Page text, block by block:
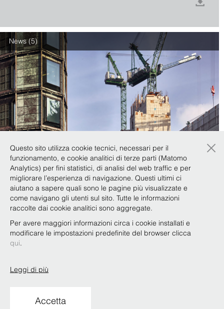
News (5)
Casi di successo (18) Practice (3)
Condizioni d'uso
Questo sito utilizza cookie tecnici, necessari per il
funzionamento, e cookie analitici di terze parti (Matomo
Analytics) per fini statistici, di analisi del web traffic e per
migliorare l’esperienza di navigazione. Questi ultimi ci
aiutano a sapere quali sono le pagine più visualizzate e
come navigano gli utenti sul sito. Tutte le informazioni
raccolte dai cookie analitici sono aggregate.
Per avere maggiori informazioni circa i cookie installati e
modificare le impostazioni predefinite del browser clicca
qui.
Leggi di più
Accetta
×